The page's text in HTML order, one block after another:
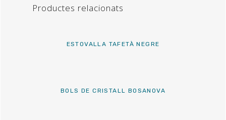
Productes relacionats
ESTOVALLA TAFETÀ NEGRE
BOLS DE CRISTALL BOSANOVA